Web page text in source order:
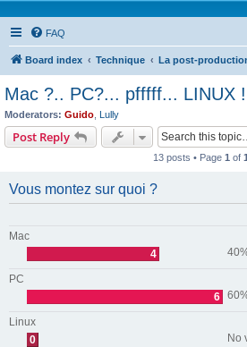
FAQ
Board index Technique La post-
Mac ?.. PC?... pfffff... LINUX
Moderators: Guido Lully
Post Reply
13 posts • Page 1 of 1
Vous montez sur quoi ?
Mac
4
PC
6
Linux
0
No